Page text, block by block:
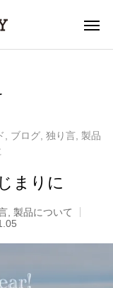
ブログ 独り言 製品
まりに
, 製品について